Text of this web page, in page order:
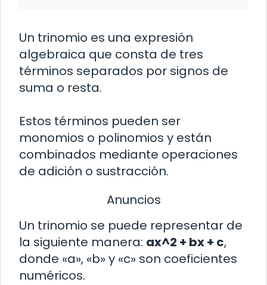
Un trinomio es una expresión
algebraica que consta de tres
términos separados por signos de
suma o resta.
Estos términos pueden ser
monomios o polinomios y están
combinados mediante operaciones
de adición o sustracción.
Anuncios
Un trinomio se puede representar de
la siguiente manera: ax^2 + bx + c,
donde «a», «b» y «c» son coeficientes
numéricos.